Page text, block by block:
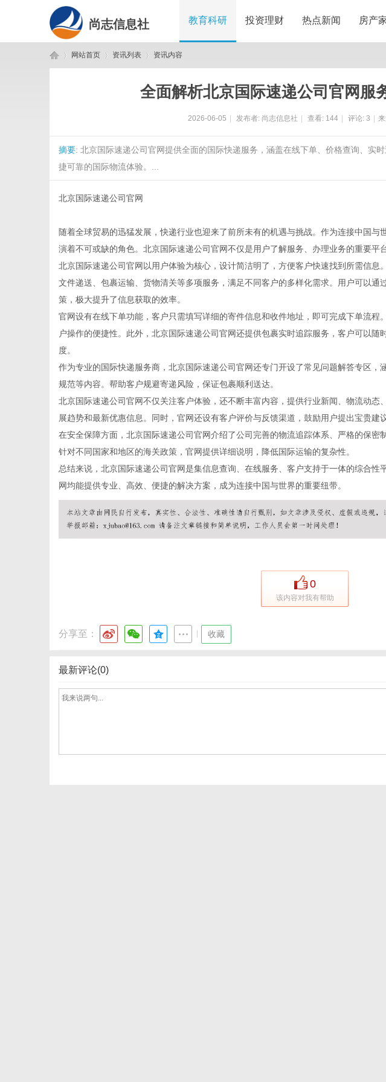
尚志信息社 教育科研 投资理财 热点新闻 房产
网站首页 资讯列表 资讯内容
全面解析北京国际速递公司官网服
2026-06-05 发布者: 尚志信息社 查看: 144 评论: 3
摘要: 北京国际速递公司官网提供全面的国际快递服务，涵盖在线下单、价格查询、实
捷可靠的国际物流体验。...
北京国际速递公司官网
随着全球贸易的迅猛发展，快递行业也迎来了前所未有的机遇与挑战。作为连接中国与
演着不可或缺的角色。北京国际速递公司官网不仅是用户了解服务、办理业务的重要平
北京国际速递公司官网以用户体验为核心，设计简洁明了，方便客户快速找到所需信息
文件递送、包裹运输、货物清关等多项服务，满足不同客户的多样化需求。用户可以通
策，极大提升了信息获取的效率。
官网设有在线下单功能，客户只需填写详细的寄件信息和收件地址，即可完成下单流程
户操作的便捷性。此外，北京国际速递公司官网还提供包裹实时追踪服务，客户可以
度。
作为专业的国际快递服务商，北京国际速递公司官网还专门开设了常见问题解答专区，
规范等内容。帮助客户规避寄递风险，保证包裹顺利送达。
北京国际速递公司官网不仅关注客户体验，还不断丰富内容，提供行业新闻、物流动态
展趋势和最新优惠信息。同时，官网还设有客户评价与反馈渠道，鼓励用户提出宝贵建
在安全保障方面，北京国际速递公司官网介绍了公司完善的物流追踪体系、严格的保密
针对不同国家和地区的海关政策，官网提供详细说明，降低国际运输的复杂性。
总结来说，北京国际速递公司官网是集信息查询、在线服务、客户支持于一体的综合性
网均能提供专业、高效、便捷的解决方案，成为连接中国与世界的重要纽带。
0
该内容对我有帮助
分享至： 收藏
最新评论(0)